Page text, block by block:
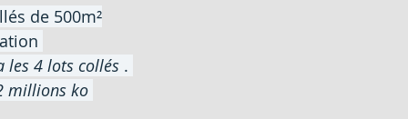
MATERIAUX DE CONSTRUCTION - EN VENT
-
de 500m²
les 4 lots collés .
millions ko